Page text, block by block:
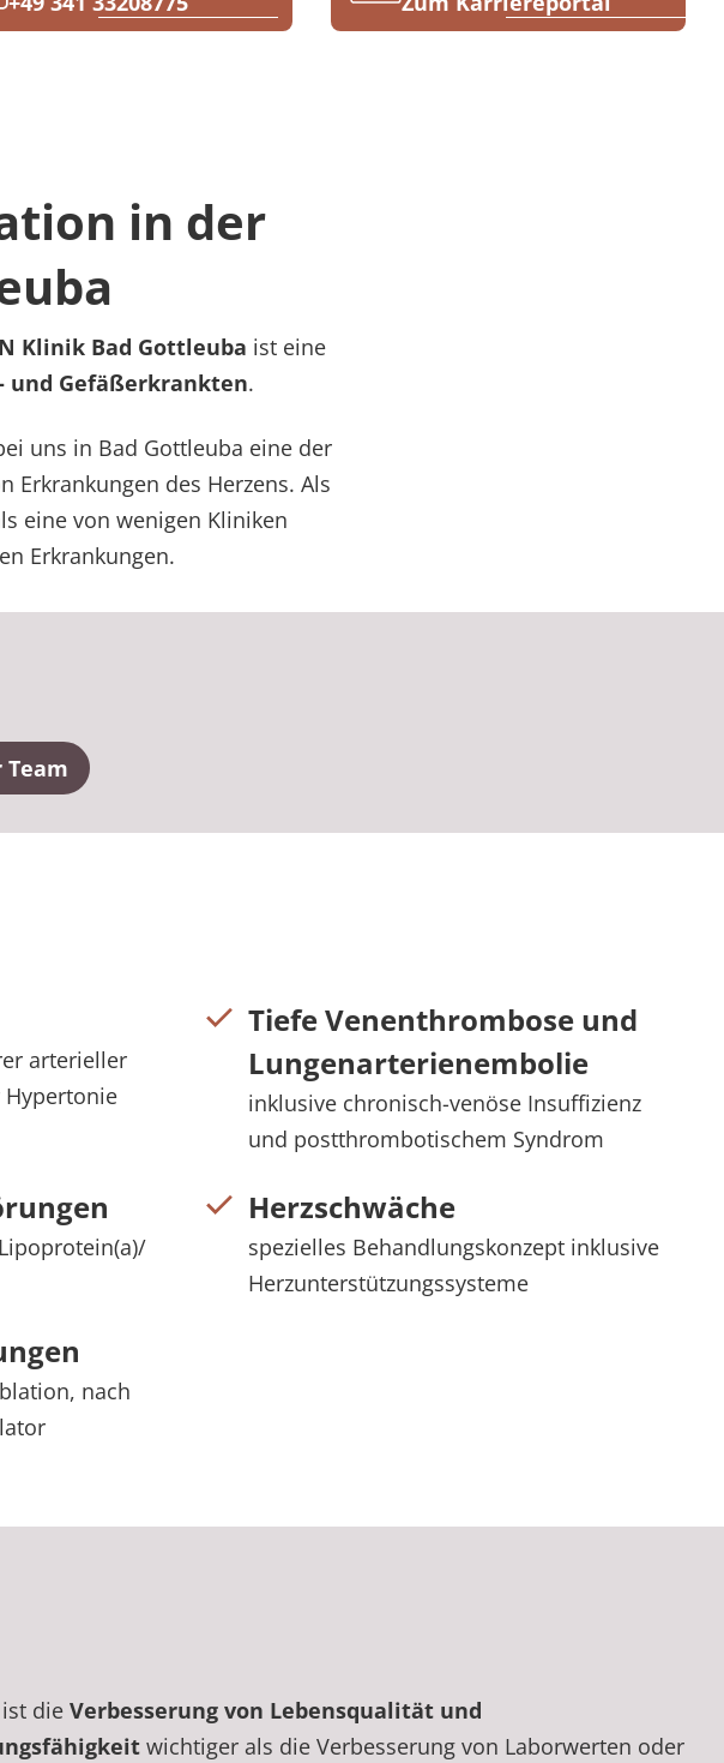
in der
Klinik Bad Gottleuba ist eine
und Gefäßerkrankten.
uns in Bad Gottleuba eine der
des Herzens. Als
eine von wenigen Kliniken
Erkrankungen.
Team
arterieller
Tiefe Venenthrombose und
Lungenarterienembolie
inklusive chronisch-venöse Insuffizienz
und postthrombotischem Syndrom
Herzschwäche
spezielles Behandlungskonzept inklusive
Herzunterstützungssysteme
nach
die Verbesserung von Lebensqualität und
wichtiger als die Verbesserung von Laborwerten oder